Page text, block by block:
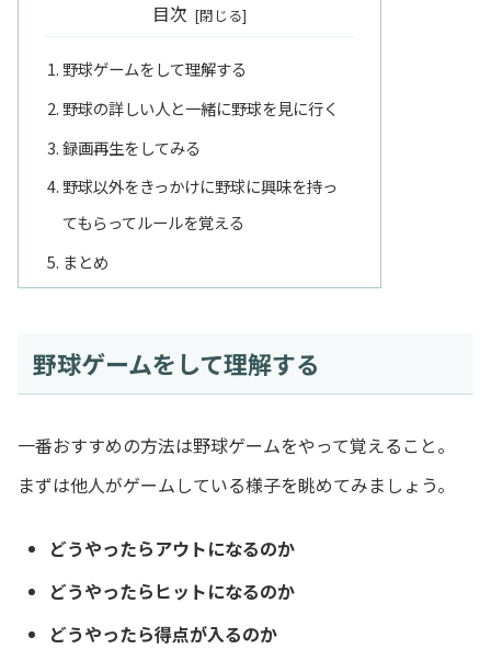
目次
野球ゲームをして理解する
野球の詳しい人と一緒に野球を見に行く
録画再生をしてみる
野球以外をきっかけに野球に興味を持っ
てもらってルールを覚える
まとめ
野球ゲームをして理解する
一番おすすめの方法は野球ゲームをやって覚えること。
まずは他人がゲームしている様子を眺めてみましょう。
どうやったらアウトになるのか
どうやったらヒットになるのか
どうやったら得点が入るのか